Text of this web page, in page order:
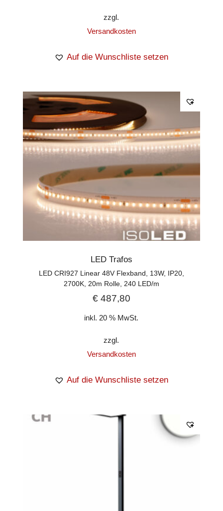
zzgl.
Versandkosten
Auf die Wunschliste setzen
LED Trafos
LED CRI927 Linear 48V Flexband, 13W, IP20,
2700K, 20m Rolle, 240 LED/m
€487,80
inkl. 20 % MwSt.
zzgl.
Versandkosten
Auf die Wunschliste setzen